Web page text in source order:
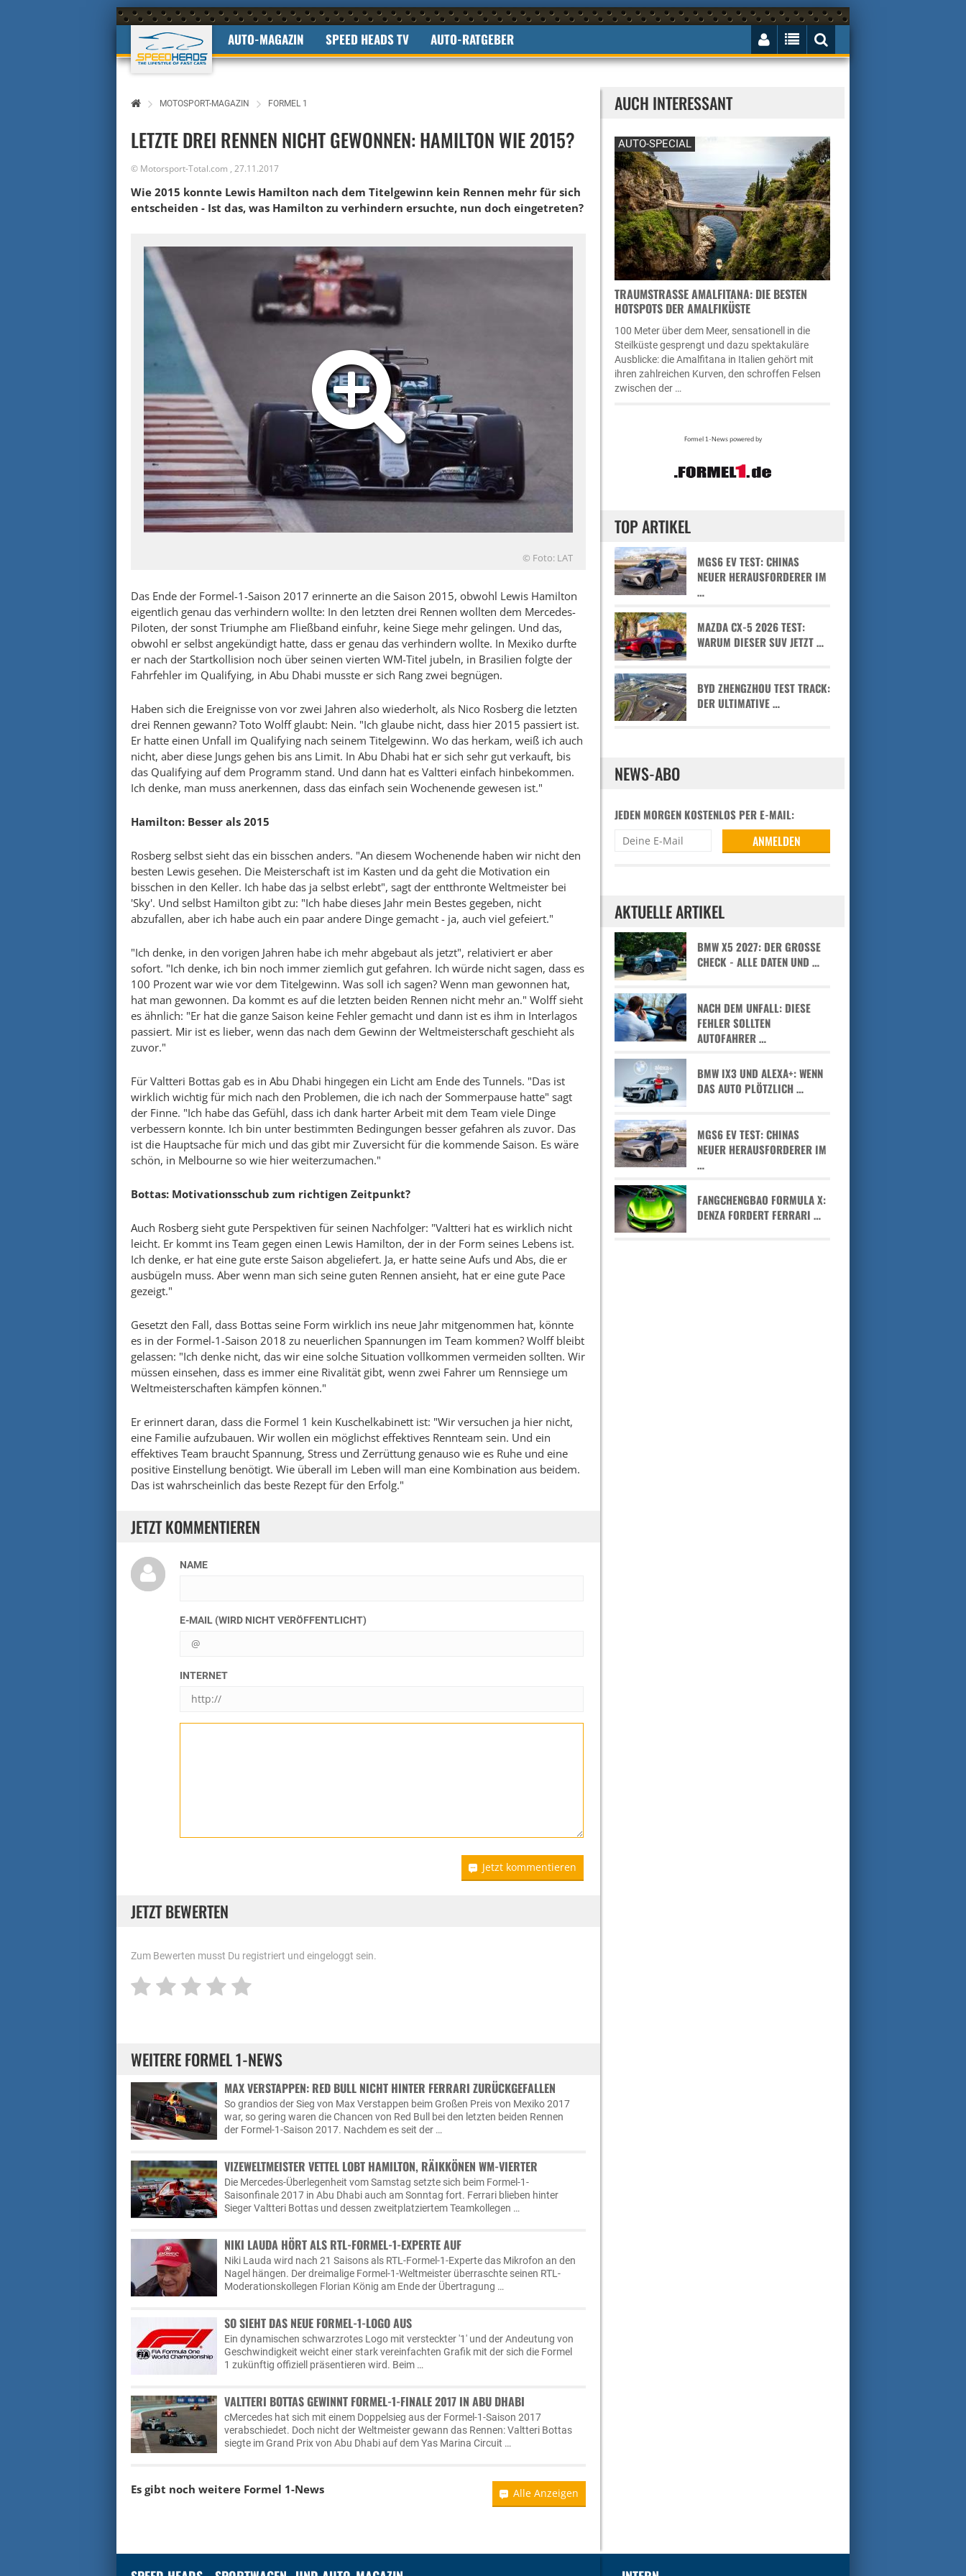
AUTO-MAGAZIN SPEED HEADS TV AUTO-RATGEBER
MOTOSPORT-MAGAZIN FORMEL 1
LETZTE DREI RENNEN NICHT GEWONNEN: HAMILTON WIE 2015?
© Motorsport-Total.com , 27.11.2017
Wie 2015 konnte Lewis Hamilton nach dem Titelgewinn kein Rennen mehr für sich
entscheiden - Ist das, was Hamilton zu verhindern ersuchte, nun doch eingetreten?
© Foto: LAT
Das Ende der Formel-1-Saison 2017 erinnerte an die Saison 2015, obwohl Lewis Hamilton
eigentlich genau das verhindern wollte: In den letzten drei Rennen wollten dem Mercedes-
Piloten, der sonst Triumphe am Fließband einfuhr, keine Siege mehr gelingen. Und das,
obwohl er selbst angekündigt hatte, dass er genau das verhindern wollte. In Mexiko durfte
er nach der Startkollision noch über seinen vierten WM-Titel jubeln, in Brasilien folgte der
Fahrfehler im Qualifying, in Abu Dhabi musste er sich Rang zwei begnügen.
Haben sich die Ereignisse von vor zwei Jahren also wiederholt, als Nico Rosberg die letzten
drei Rennen gewann? Toto Wolff glaubt: Nein. "Ich glaube nicht, dass hier 2015 passiert ist.
Er hatte einen Unfall im Qualifying nach seinem Titelgewinn. Wo das herkam, weiß ich auch
nicht, aber diese Jungs gehen bis ans Limit. In Abu Dhabi hat er sich sehr gut verkauft, bis
das Qualifying auf dem Programm stand. Und dann hat es Valtteri einfach hinbekommen.
Ich denke, man muss anerkennen, dass das einfach sein Wochenende gewesen ist."
Hamilton: Besser als 2015
Rosberg selbst sieht das ein bisschen anders. "An diesem Wochenende haben wir nicht den
besten Lewis gesehen. Die Meisterschaft ist im Kasten und da geht die Motivation ein
bisschen in den Keller. Ich habe das ja selbst erlebt", sagt der entthronte Weltmeister bei
'Sky'. Und selbst Hamilton gibt zu: "Ich habe dieses Jahr mein Bestes gegeben, nicht
abzufallen, aber ich habe auch ein paar andere Dinge gemacht - ja, auch viel gefeiert."
"Ich denke, in den vorigen Jahren habe ich mehr abgebaut als jetzt", relativiert er aber
sofort. "Ich denke, ich bin noch immer ziemlich gut gefahren. Ich würde nicht sagen, dass es
100 Prozent war wie vor dem Titelgewinn. Was soll ich sagen? Wenn man gewonnen hat,
hat man gewonnen. Da kommt es auf die letzten beiden Rennen nicht mehr an." Wolff sieht
es ähnlich: "Er hat die ganze Saison keine Fehler gemacht und dann ist es ihm in Interlagos
passiert. Mir ist es lieber, wenn das nach dem Gewinn der Weltmeisterschaft geschieht als
zuvor."
Für Valtteri Bottas gab es in Abu Dhabi hingegen ein Licht am Ende des Tunnels. "Das ist
wirklich wichtig für mich nach den Problemen, die ich nach der Sommerpause hatte" sagt
der Finne. "Ich habe das Gefühl, dass ich dank harter Arbeit mit dem Team viele Dinge
verbessern konnte. Ich bin unter bestimmten Bedingungen besser gefahren als zuvor. Das
ist die Hauptsache für mich und das gibt mir Zuversicht für die kommende Saison. Es wäre
schön, in Melbourne so wie hier weiterzumachen."
Bottas: Motivationsschub zum richtigen Zeitpunkt?
Auch Rosberg sieht gute Perspektiven für seinen Nachfolger: "Valtteri hat es wirklich nicht
leicht. Er kommt ins Team gegen einen Lewis Hamilton, der in der Form seines Lebens ist.
Ich denke, er hat eine gute erste Saison abgeliefert. Ja, er hatte seine Aufs und Abs, die er
ausbügeln muss. Aber wenn man sich seine guten Rennen ansieht, hat er eine gute Pace
gezeigt."
Gesetzt den Fall, dass Bottas seine Form wirklich ins neue Jahr mitgenommen hat, könnte
es in der Formel-1-Saison 2018 zu neuerlichen Spannungen im Team kommen? Wolff bleibt
gelassen: "Ich denke nicht, das wir eine solche Situation vollkommen vermeiden sollten. Wir
müssen einsehen, dass es immer eine Rivalität gibt, wenn zwei Fahrer um Rennsiege um
Weltmeisterschaften kämpfen können."
Er erinnert daran, dass die Formel 1 kein Kuschelkabinett ist: "Wir versuchen ja hier nicht,
eine Familie aufzubauen. Wir wollen ein möglichst effektives Rennteam sein. Und ein
effektives Team braucht Spannung, Stress und Zerrüttung genauso wie es Ruhe und eine
positive Einstellung benötigt. Wie überall im Leben will man eine Kombination aus beidem.
Das ist wahrscheinlich das beste Rezept für den Erfolg."
JETZT KOMMENTIEREN
NAME
E-MAIL (WIRD NICHT VERÖFFENTLICHT)
INTERNET
Jetzt kommentieren
JETZT BEWERTEN
Zum Bewerten musst Du registriert und eingeloggt sein.
WEITERE FORMEL 1-NEWS
MAX VERSTAPPEN: RED BULL NICHT HINTER FERRARI ZURÜCKGEFALLEN
So grandios der Sieg von Max Verstappen beim Großen Preis von Mexiko 2017
war, so gering waren die Chancen von Red Bull bei den letzten beiden Rennen
der Formel-1-Saison 2017. Nachdem es seit der …
VIZEWELTMEISTER VETTEL LOBT HAMILTON, RÄIKKÖNEN WM-VIERTER
Die Mercedes-Überlegenheit vom Samstag setzte sich beim Formel-1-
Saisonfinale 2017 in Abu Dhabi auch am Sonntag fort. Ferrari blieben hinter
Sieger Valtteri Bottas und dessen zweitplatziertem Teamkollegen …
NIKI LAUDA HÖRT ALS RTL-FORMEL-1-EXPERTE AUF
Niki Lauda wird nach 21 Saisons als RTL-Formel-1-Experte das Mikrofon an den
Nagel hängen. Der dreimalige Formel-1-Weltmeister überraschte seinen RTL-
Moderationskollegen Florian König am Ende der Übertragung …
SO SIEHT DAS NEUE FORMEL-1-LOGO AUS
Ein dynamischen schwarzrotes Logo mit versteckter '1' und der Andeutung von
Geschwindigkeit weicht einer stark vereinfachten Grafik mit der sich die Formel
1 zukünftig offiziell präsentieren wird. Beim …
VALTTERI BOTTAS GEWINNT FORMEL-1-FINALE 2017 IN ABU DHABI
cMercedes hat sich mit einem Doppelsieg aus der Formel-1-Saison 2017
verabschiedet. Doch nicht der Weltmeister gewann das Rennen: Valtteri Bottas
siegte im Grand Prix von Abu Dhabi auf dem Yas Marina Circuit …
Es gibt noch weitere Formel 1-News Alle Anzeigen
AUCH INTERESSANT
AUTO-SPECIAL
TRAUMSTRASSE AMALFITANA: DIE BESTEN H
OTSPOTS DER AMALFIKÜSTE
100 Meter über dem Meer, sensationell in die
Steilküste gesprengt und dazu spektakuläre
Ausblicke: die Amalfitana in Italien gehört mit
ihren zahlreichen Kurven, den schroffen Felsen
zwischen der …
TOP ARTIKEL
MGS6 EV TEST: CHINAS
NEUER HERAUSFORDERER IM
…
MAZDA CX-5 2026 TEST:
WARUM DIESER SUV JETZT …
BYD ZHENGZHOU TEST TRACK:
DER ULTIMATIVE …
NEWS-ABO
JEDEN MORGEN KOSTENLOS PER E-MAIL:
AKTUELLE ARTIKEL
BMW X5 2027: DER GROSSE C
HECK - ALLE DATEN UND …
NACH DEM UNFALL: DIESE
FEHLER SOLLTEN
AUTOFAHRER …
BMW IX3 UND ALEXA+: WENN
DAS AUTO PLÖTZLICH …
MGS6 EV TEST: CHINAS
NEUER HERAUSFORDERER IM
…
FANGCHENGBAO FORMULA X:
DENZA FORDERT FERRARI …